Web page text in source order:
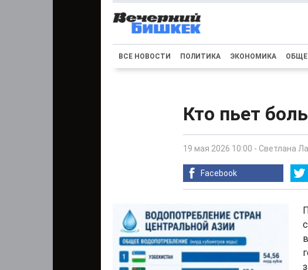
ВСЕ НОВОСТИ ПОЛИТИКА ЭКОНОМИКА
Кто пьет
19 мая 2026 10:00 - Светлана
Facebook